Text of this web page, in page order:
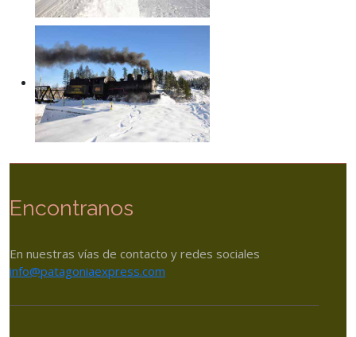
Encontranos
En nuestras vías de contacto y redes sociales
info@patagoniaexpress.com